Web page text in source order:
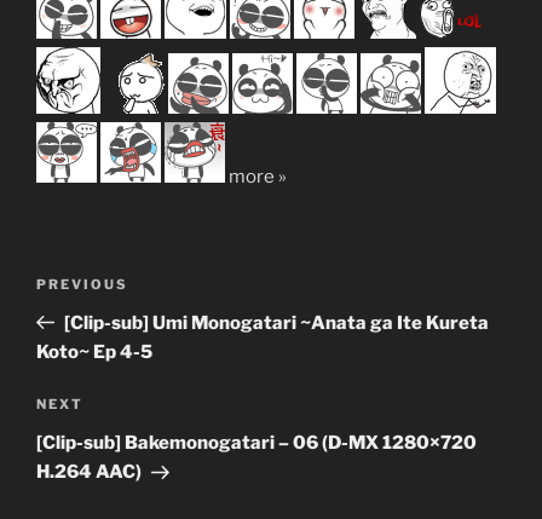
more »
Previous
Post
PREVIOUS
[Clip-sub] Umi Monogatari ~Anata ga Ite Kureta
Koto~ Ep 4-5
Next
Post
NEXT
[Clip-sub] Bakemonogatari – 06 (D-MX 1280×720
H.264 AAC)